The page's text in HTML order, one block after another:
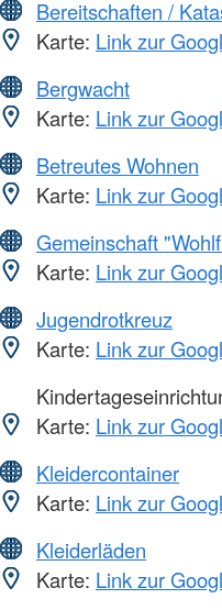
Bereitschaften /
Karte: Link zur
Bergwacht
Karte: Link zur
Betreutes Wohnen
Karte: Link zur
Gemeinschaft
Karte: Link zur
Jugendrotkreuz
Karte: Link zur
Karte: Link zur
Kleidercontainer
Karte: Link zur
Kleiderläden
Karte: Link zur